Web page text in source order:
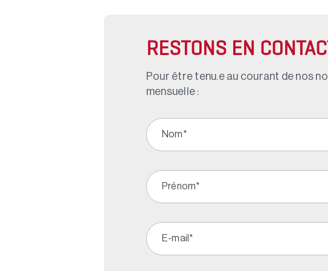
RESTONS EN
Pour être tenu.e au courant de nos
mensuelle :